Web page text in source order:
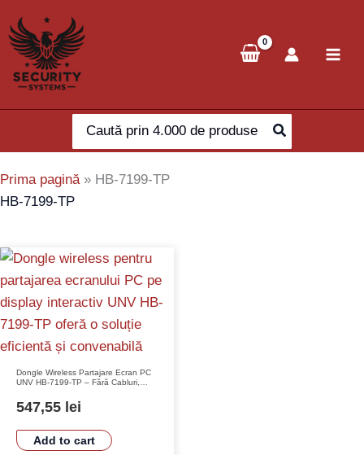
to
content
for:
Prima pagină» HB-7199-TP
HB-7199-TP
Dongle Wireless Partajare Ecran PC
UNV HB-7199-TP – Fără Cabluri,
MacOS
547,55 lei
Add to cart